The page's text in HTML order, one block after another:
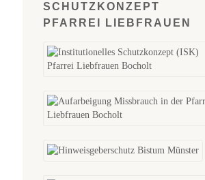
SCHUTZKONZEPT
PFARREI LIEBFRAUEN